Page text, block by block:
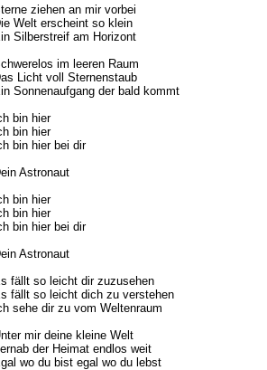
ziehen an mir vorbei
Welt erscheint so klein
Silberstreif am Horizont
im leeren Raum
Licht voll Sternenstaub
Sonnenaufgang der bald kommt
bin hier
bin hier
bin hier bei dir
Astronaut
bin hier
bin hier
bin hier bei dir
Astronaut
fällt so leicht dir zuzusehen
fällt so leicht dich zu verstehen
sehe dir zu vom Weltenraum
mir deine kleine Welt
der Heimat endlos weit
wo du bist egal wo du lebst